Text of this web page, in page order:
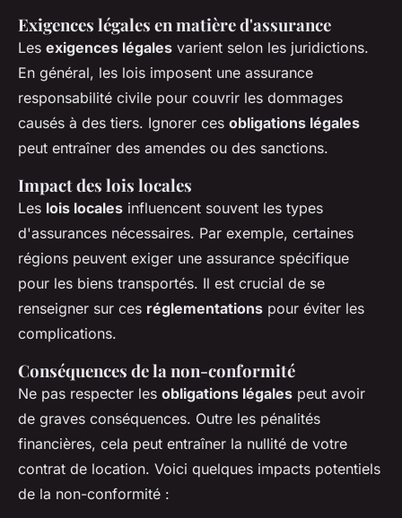
Exigences légales en matière d'assurance
Les exigences légales varient selon les juridictions.
En général, les lois imposent une assurance
responsabilité civile pour couvrir les dommages
causés à des tiers. Ignorer ces obligations légales
peut entraîner des amendes ou des sanctions.
Impact des lois locales
Les lois locales influencent souvent les types
d'assurances nécessaires. Par exemple, certaines
régions peuvent exiger une assurance spécifique
pour les biens transportés. Il est crucial de se
renseigner sur ces réglementations pour éviter les
complications.
Conséquences de la non-conformité
Ne pas respecter les obligations légales peut avoir
de graves conséquences. Outre les pénalités
financières, cela peut entraîner la nullité de votre
contrat de location. Voici quelques impacts potentiels
de la non-conformité :